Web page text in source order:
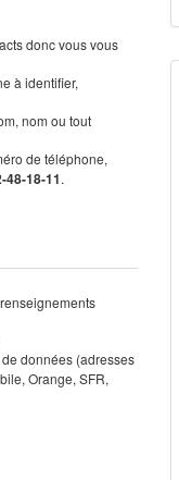
donc vous vous
à identifier,
nom ou tout
de téléphone,
48-18-11.
données (adresses
Orange, SFR,